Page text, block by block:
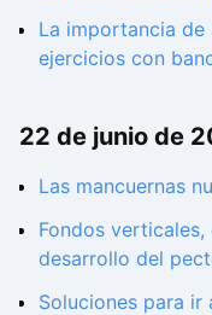
La importancia
ejercicios con
22 de junio de
Las mancuernas
Fondos
desarrollo del
Soluciones para ir